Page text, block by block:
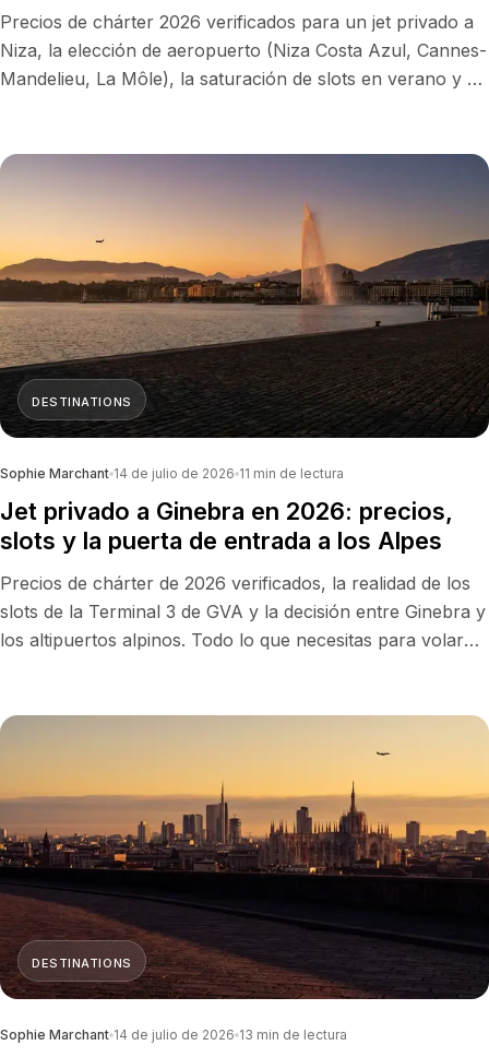
Precios de chárter 2026 verificados para un jet privado a
Niza, la elección de aeropuerto (Niza Costa Azul, Cannes-
Mandelieu, La Môle), la saturación de slots en verano y el
DESTINATIONS
Sophie Marchant 14 de julio de 2026 11 min de lectura
Jet privado a Ginebra en 2026: precios,
slots y la puerta de entrada a los Alpes
Precios de chárter de 2026 verificados, la realidad de los
slots de la Terminal 3 de GVA y la decisión entre Ginebra y
los altipuertos alpinos. Todo lo que necesitas para volar
DESTINATIONS
Sophie Marchant 14 de julio de 2026 13 min de lectura